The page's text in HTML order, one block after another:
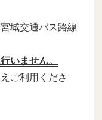
城交通バス路線
いません。
ご利用くださ